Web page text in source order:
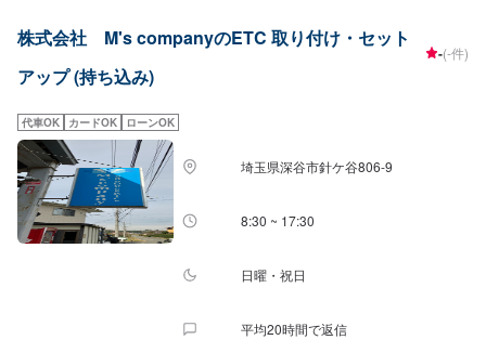
りにご納得いただければ作業開始【4】仕上がり次第納車-----納期について----
-納期は通常1日～2日程度で納車となります。(要相談)納期は前後する場合が
ございます。予めご了承ください。-----代車について-----無料の代車をご用意
にご負担いただいております。-----ご来店時の注意、受付方法-----入庫の際は
お気をつけてお越しください。駐車スペースは事務所前の空いているスペー
スに駐車してください。受付はスタッフへ「メンテモで予約しました」とお
伝えください。ご案内いたします。【定休日・営業時間】定休日：月曜日営
業時間：9:00~19:00※日曜日のみ9:00~18:00
株式会社 M's companyのETC 取り付け・セット
アップ (持ち込み)
-(-件)
代車OK カードOK ローンOK
埼玉県深谷市針ケ谷806‐9
8:30 ~ 17:30
日曜・祝日
平均20時間で返信